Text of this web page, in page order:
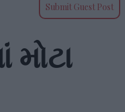
Submit Guest Post
મોટા